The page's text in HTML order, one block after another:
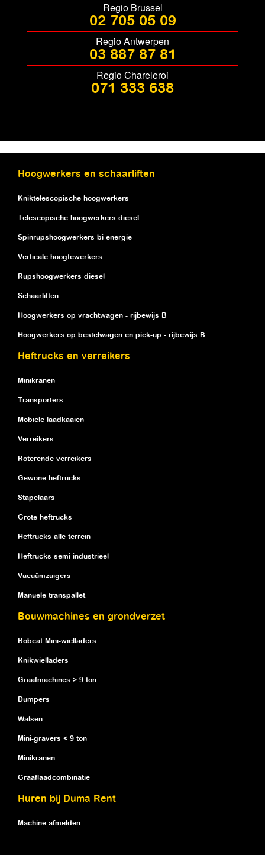
Regio Brussel
02 705 05 09
Regio Antwerpen
03 887 87 81
Regio Chareleroi
071 333 638
Hoogwerkers en schaarliften
Kniktelescopische hoogwerkers
Telescopische hoogwerkers diesel
Spinrupshoogwerkers bi-energie
Verticale hoogtewerkers
Rupshoogwerkers diesel
Schaarliften
Hoogwerkers op vrachtwagen - rijbewijs B
Hoogwerkers op bestelwagen en pick-up - rijbewijs B
Heftrucks en verreikers
Minikranen
Transporters
Mobiele laadkaaien
Verreikers
Roterende verreikers
Gewone heftrucks
Stapelaars
Grote heftrucks
Heftrucks alle terrein
Heftrucks semi-industrieel
Vacuümzuigers
Manuele transpallet
Bouwmachines en grondverzet
Bobcat Mini-wielladers
Knikwielladers
Graafmachines > 9 ton
Dumpers
Walsen
Mini-gravers < 9 ton
Minikranen
Graaflaadcombinatie
Huren bij Duma Rent
Machine afmelden